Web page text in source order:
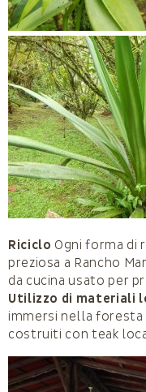
Riciclo Ogni forma di
preziosa a Rancho
da cucina usato per
Utilizzo di materiali
immersi nella
costruiti con teak